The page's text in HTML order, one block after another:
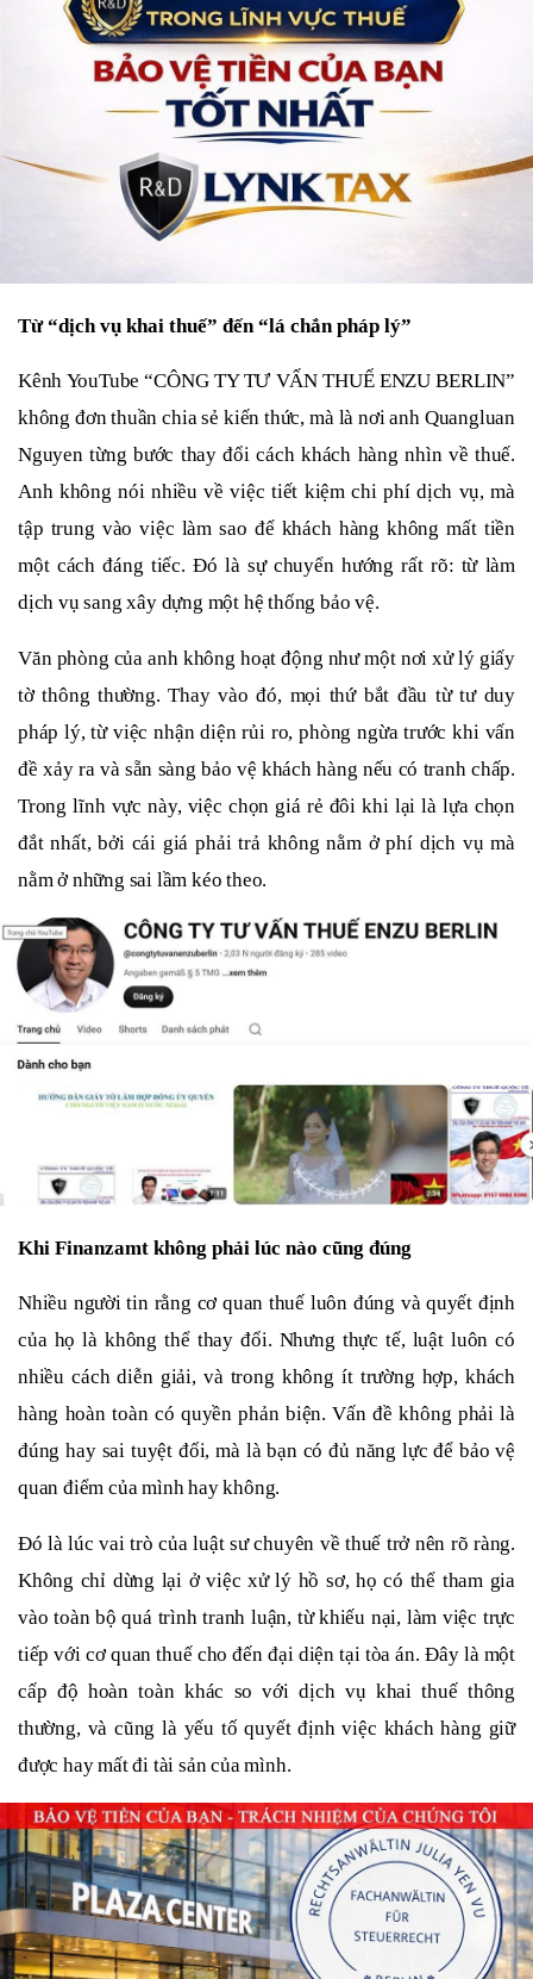
Từ “dịch vụ khai thuế” đến “lá chắn pháp lý”
Kênh YouTube “CÔNG TY TƯ VẤN THUẾ ENZU BERLIN”
không đơn thuần chia sẻ kiến thức, mà là nơi anh Quangluan
Nguyen từng bước thay đổi cách khách hàng nhìn về thuế.
Anh không nói nhiều về việc tiết kiệm chi phí dịch vụ, mà
tập trung vào việc làm sao để khách hàng không mất tiền
một cách đáng tiếc. Đó là sự chuyển hướng rất rõ: từ làm
dịch vụ sang xây dựng một hệ thống bảo vệ.
Văn phòng của anh không hoạt động như một nơi xử lý giấy
tờ thông thường. Thay vào đó, mọi thứ bắt đầu từ tư duy
pháp lý, từ việc nhận diện rủi ro, phòng ngừa trước khi vấn
đề xảy ra và sẵn sàng bảo vệ khách hàng nếu có tranh chấp.
Trong lĩnh vực này, việc chọn giá rẻ đôi khi lại là lựa chọn
đắt nhất, bởi cái giá phải trả không nằm ở phí dịch vụ mà
nằm ở những sai lầm kéo theo.
Khi Finanzamt không phải lúc nào cũng đúng
Nhiều người tin rằng cơ quan thuế luôn đúng và quyết định
của họ là không thể thay đổi. Nhưng thực tế, luật luôn có
nhiều cách diễn giải, và trong không ít trường hợp, khách
hàng hoàn toàn có quyền phản biện. Vấn đề không phải là
đúng hay sai tuyệt đối, mà là bạn có đủ năng lực để bảo vệ
quan điểm của mình hay không.
Đó là lúc vai trò của luật sư chuyên về thuế trở nên rõ ràng.
Không chỉ dừng lại ở việc xử lý hồ sơ, họ có thể tham gia
vào toàn bộ quá trình tranh luận, từ khiếu nại, làm việc trực
tiếp với cơ quan thuế cho đến đại diện tại tòa án. Đây là một
cấp độ hoàn toàn khác so với dịch vụ khai thuế thông
thường, và cũng là yếu tố quyết định việc khách hàng giữ
được hay mất đi tài sản của mình.